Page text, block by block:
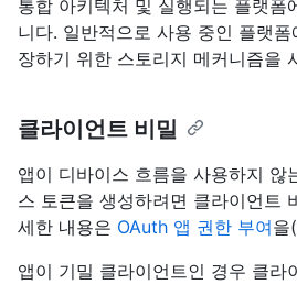
통합 아키텍처 및 실행되는 플랫폼
니다. 일반적으로 사용 중인 플랫
장하기 위한 스토리지 메커니즘을
클라이언트 비밀
앱이 디바이스 흐름을 사용하지 않
스 토큰을 생성하려면 클라이언트
세한 내용은 OAuth 앱 권한 부여을
앱이 기밀 클라이언트인 경우 클라